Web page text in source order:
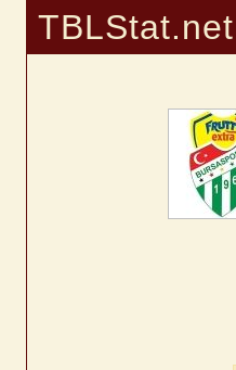
TBLStat.net